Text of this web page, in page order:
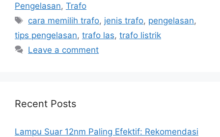
Pengelasan, Trafo
Tags
cara memilih trafo, jenis trafo, pengelasan,
tips pengelasan, trafo las, trafo listrik
Leave a comment
Recent Posts
Lampu Suar 12nm Paling Efektif: Rekomendasi